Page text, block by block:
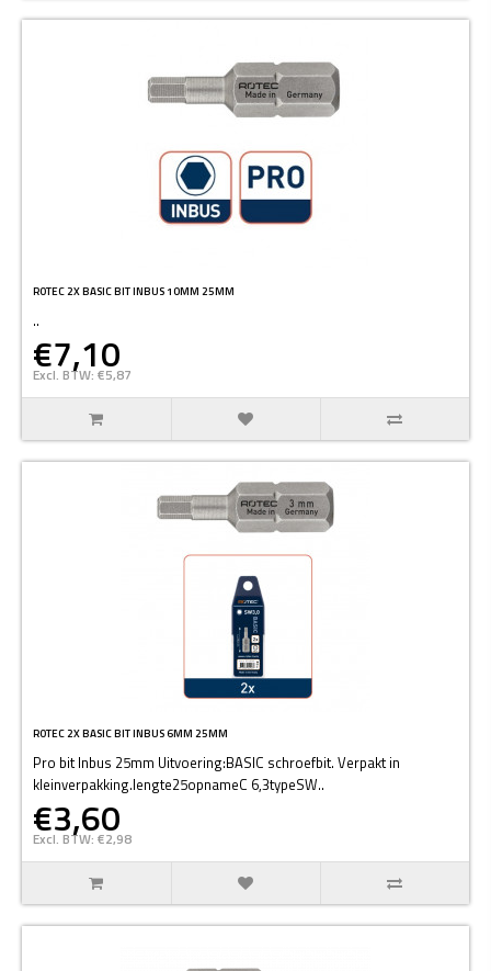
ROTEC 2X BASIC BIT INBUS 10MM 25MM
..
€7,10
Excl. BTW: €5,87
ROTEC 2X BASIC BIT INBUS 6MM 25MM
Pro bit Inbus 25mm Uitvoering:BASIC schroefbit. Verpakt in
kleinverpakking.lengte25opnameC 6,3typeSW..
€3,60
Excl. BTW: €2,98